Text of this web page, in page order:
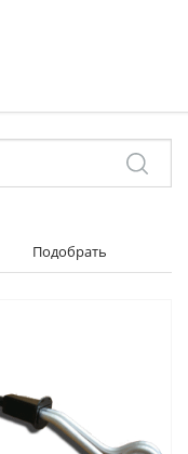
Подобрать